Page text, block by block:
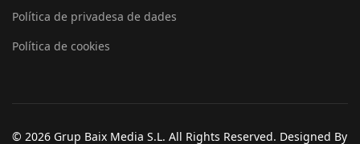
Política de privadesa de dades
Política de cookies
© 2026 Grup Baix Media S.L. All Rights Reserved. Designed By